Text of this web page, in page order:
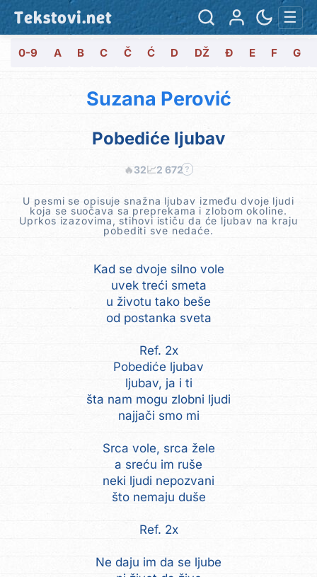
Tekstovi.net ☰
0-9 A B C Č Ć D DŽ Đ E F G
Suzana Perović
Pobediće ljubav
🔥32📈2 672 ?
U pesmi se opisuje snažna ljubav između dvoje ljudi
koja se suočava sa preprekama i zlobom okoline.
Uprkos izazovima, stihovi ističu da će ljubav na kraju
pobediti sve nedaće.
Kad se dvoje silno vole
uvek treći smeta
u životu tako beše
od postanka sveta
Ref. 2x
Pobediće ljubav
ljubav, ja i ti
šta nam mogu zlobni ljudi
najjači smo mi
Srca vole, srca žele
a sreću im ruše
neki ljudi nepozvani
što nemaju duše
Ref. 2x
Ne daju im da se ljube